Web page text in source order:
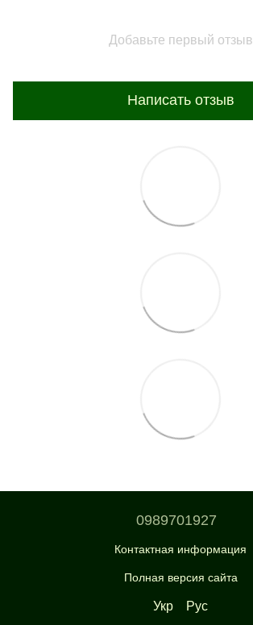
Добавьте первый отзыв
Написать отзыв
0989701927
Контактная информация
Полная версия сайта
Укр Рус